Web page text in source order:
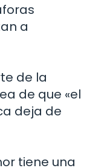
a
de la
de que «el
deja de
tiene una